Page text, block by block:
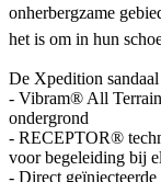
onherbergzame
het is om in hun
De Xpedition
- Vibram® All
ondergrond
- RECEPTOR®
voor begeleiding bij
- Direct